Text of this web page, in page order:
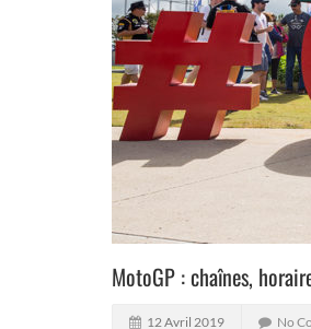
MotoGP : chaînes,
12 Avril 2019 No